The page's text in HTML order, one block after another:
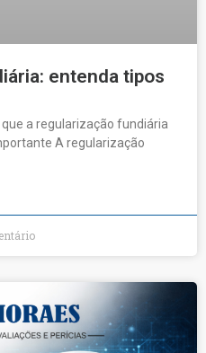
entenda tipos
a regularização fundiária
A regularização